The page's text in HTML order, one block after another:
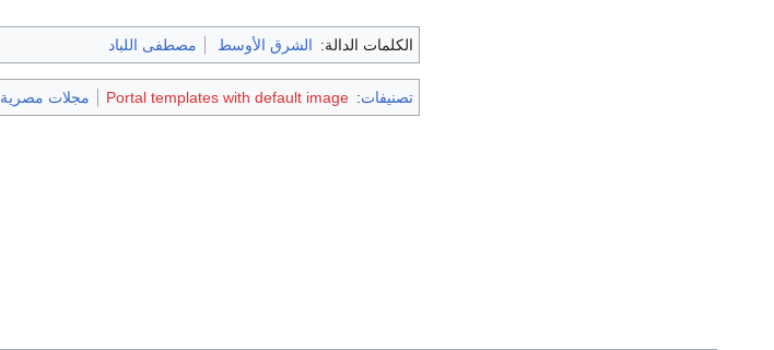
الكلمات الدالة: الشرق الأوسط مصطفى اللباد
تصنيفات:
Portal templates with default image مجلات مصرية